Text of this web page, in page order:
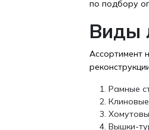
по подбору
Виды
Ассортимент
Рамные
Вышки-